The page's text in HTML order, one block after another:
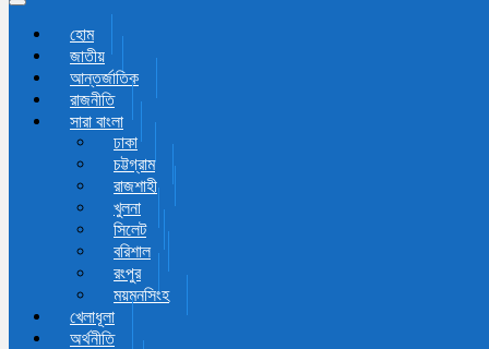
Toggle navigation
হোম
জাতীয়
আন্তর্জাতিক
রাজনীতি
সারা বাংলা
ঢাকা
চট্টগ্রাম
রাজশাহী
খুলনা
সিলেট
বরিশাল
রংপুর
ময়মনসিংহ
খেলাধূলা
অর্থনীতি